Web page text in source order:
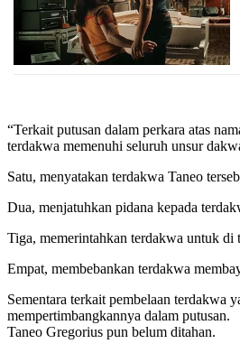
“Terkait putusan dalam perkara atas
terdakwa memenuhi seluruh unsur
Satu, menyatakan terdakwa Taneo
Dua, menjatuhkan pidana kepada
Tiga, memerintahkan terdakwa untuk di
Empat, membebankan terdakwa
Sementara terkait pembelaan terdakwa
mempertimbangkannya dalam putusan.
Taneo Gregorius pun belum ditahan.